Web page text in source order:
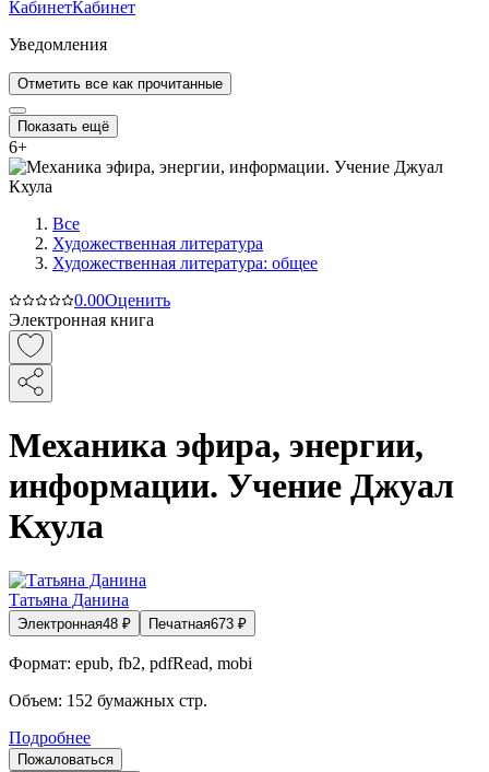
КабинетКабинет
Уведомления
Отметить все как прочитанные
Показать ещё
6+
Все
Художественная литература
Художественная литература: общее
0.00Оценить
Электронная книга
Механика эфира, энергии,
информации. Учение Джуал
Кхула
Татьяна Данина
Электронная48 ₽ Печатная673 ₽
Формат: epub, fb2, pdfRead, mobi
Объем: 152 бумажных стр.
Подробнее
Пожаловаться